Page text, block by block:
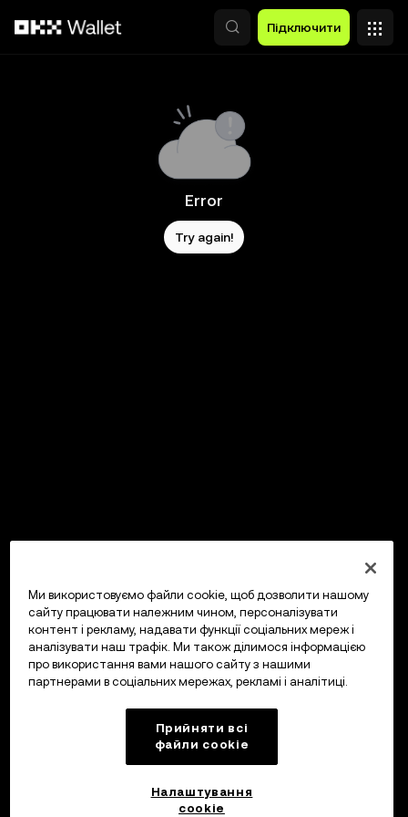
Підключити
Error
Try again!
Ми використовуємо файли cookie, щоб дозволити нашому
сайту працювати належним чином, персоналізувати
контент і рекламу, надавати функції соціальних мереж і
аналізувати наш трафік. Ми також ділимося інформацією
про використання вами нашого сайту з нашими
партнерами в соціальних мережах, рекламі і аналітиці.
Прийняти всі
файли сookie
Налаштування
cookie